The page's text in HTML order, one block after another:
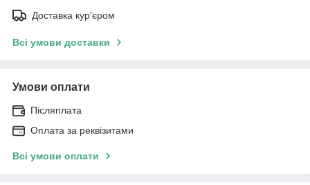
Доставка кур'єром
Всі умови доставки
Умови оплати
Післяплата
Оплата за реквізитами
Всі умови оплати